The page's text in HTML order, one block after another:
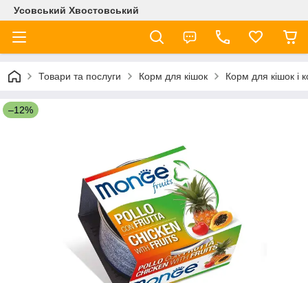
Усовський Хвостовський
Товари та послуги Корм для кішок Корм для кішок і
–12%